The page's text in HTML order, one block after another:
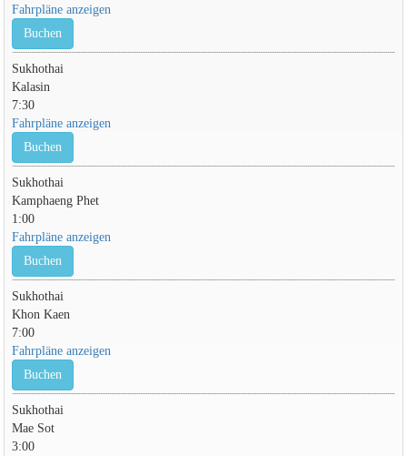
Fahrpläne anzeigen
Buchen
Sukhothai
Kalasin
7:30
Fahrpläne anzeigen
Buchen
Sukhothai
Kamphaeng Phet
1:00
Fahrpläne anzeigen
Buchen
Sukhothai
Khon Kaen
7:00
Fahrpläne anzeigen
Buchen
Sukhothai
Mae Sot
3:00